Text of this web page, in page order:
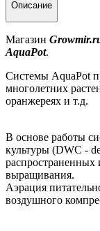
Описание
Магазин
AquaPot.
Системы AquaPot
многолетних
оранжереях и т.д.
В основе работы
культуры (DWC -
выращивания.
Аэрация
воздушного